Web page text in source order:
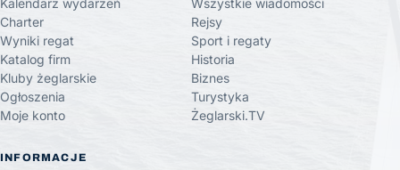
Kalendarz wydarzeń
Charter
Wyniki regat
Katalog firm
Kluby żeglarskie
Ogłoszenia
Moje konto
Wszystkie wiadomości
Rejsy
Sport i regaty
Historia
Biznes
Turystyka
Żeglarski.TV
INFORMACJE